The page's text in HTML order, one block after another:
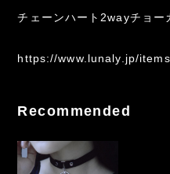
チェーンハート2wayチョー
https://www.lunaly.jp/
Recommended